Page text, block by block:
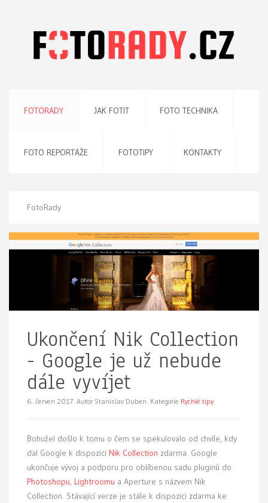
FOTORADY JAK FOTIT FOTO TECHNIKA
FOTO REPORTÁŽE FOTOTIPY KONTAKTY
FotoRady
Ukončení Nik Collection
- Google je už nebude
dále vyvíjet
6. červen 2017. Autor Stanislav Duben. Kategorie Rychlé tipy
Bohužel došlo k tomu o čem se spekulovalo od chvíle, kdy
dal Google k dispozici Nik Collection zdarma. Google
ukončuje vývoj a podporu pro oblíbenou sadu pluginů do
Photoshopu, Lightroomu a Aperture s názvem Nik
Collection. Stávající verze je stále k dispozici zdarma ke